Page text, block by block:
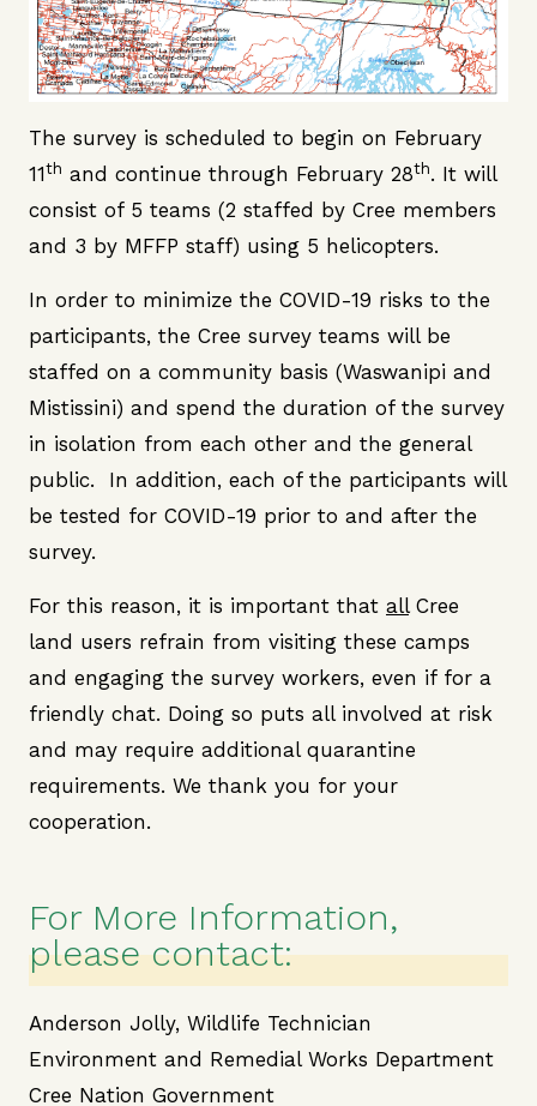
The survey is scheduled to begin on February
11th and continue through February 28th. It will
consist of 5 teams (2 staffed by Cree members
and 3 by MFFP staff) using 5 helicopters.
In order to minimize the COVID-19 risks to the
participants, the Cree survey teams will be
staffed on a community basis (Waswanipi and
Mistissini) and spend the duration of the survey
in isolation from each other and the general
public. In addition, each of the participants will
be tested for COVID-19 prior to and after the
survey.
For this reason, it is important that allCree
land users refrain from visiting these camps
and engaging the survey workers, even if for a
friendly chat. Doing so puts all involved at risk
and may require additional quarantine
requirements. We thank you for your
cooperation.
For More Information,
please contact:
Anderson Jolly, Wildlife Technician
Environment and Remedial Works Department
Cree Nation Government